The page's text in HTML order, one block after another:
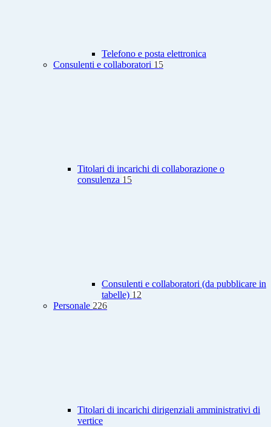
Telefono e posta elettronica
Consulenti e collaboratori 15
Titolari di incarichi di collaborazione o
consulenza 15
Consulenti e collaboratori (da pubblicare in
tabelle) 12
Personale 226
Titolari di incarichi dirigenziali amministrativi di
vertice